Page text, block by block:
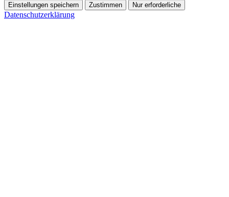
Einstellungen speichern Zustimmen Nur erforderliche
Datenschutzerklärung